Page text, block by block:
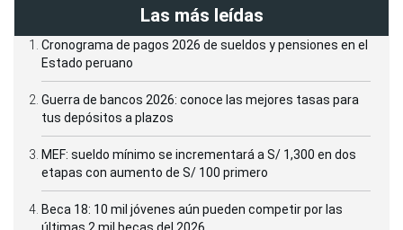
Las más leídas
Cronograma de pagos 2026 de sueldos y pensiones en el
Estado peruano
Guerra de bancos 2026: conoce las mejores tasas para
tus depósitos a plazos
MEF: sueldo mínimo se incrementará a S/ 1,300 en dos
etapas con aumento de S/ 100 primero
Beca 18: 10 mil jóvenes aún pueden competir por las
últimas 2 mil becas del 2026